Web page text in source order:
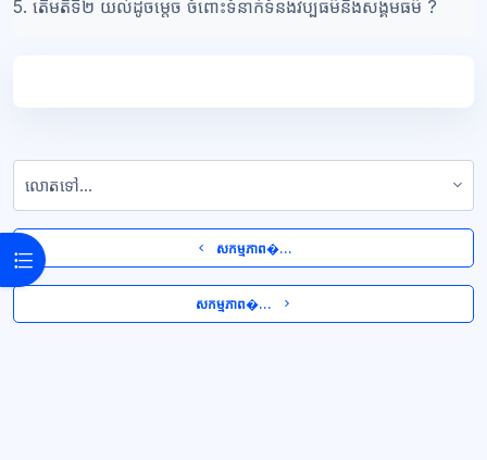
Open course index
5. តើមតិទី២ យល់ដូចម្ដេច ចំពោះទំនាក់ទំនងវប្បធម៌និងសង្គមធម៌ ?
  សកម្មភាព�...
សកម្មភាព�...